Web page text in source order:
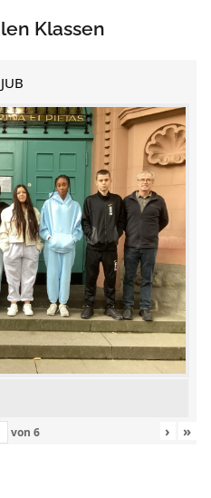
Klassen
JUB
von 6 › »